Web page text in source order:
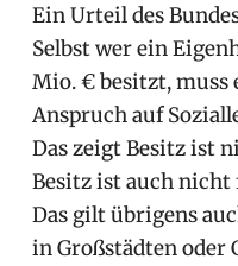
Ein Urteil des
Selbst wer ein
Mio. € besitzt, muss
Anspruch auf
Das zeigt Besitz ist
Besitz ist auch
Das gilt übrigens
in Großstädten oder